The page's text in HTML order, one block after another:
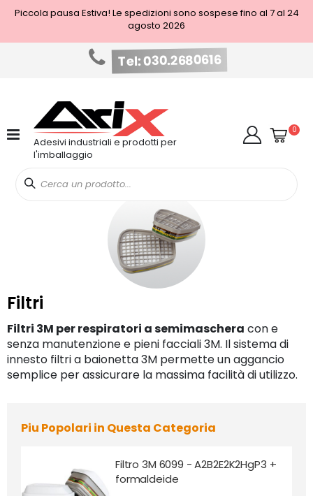
Piccola pausa Estiva! Le spedizioni sono sospese fino al 7 al 24
agosto 2026
Tel: 030.2680616
contenuto
Adesivi industriali e prodotti per
l'imballaggio
Cerca Cart
0
Filtri
Filtri 3M per respiratori a semimaschera con e
senza manutenzione e pieni facciali 3M. Il sistema di
innesto filtri a baionetta 3M permette un aggancio
semplice per assicurare la massima facilità di utilizzo.
Piu Popolari in Questa Categoria
Filtro 3M 6099 - A2B2E2K2HgP3 +
formaldeide